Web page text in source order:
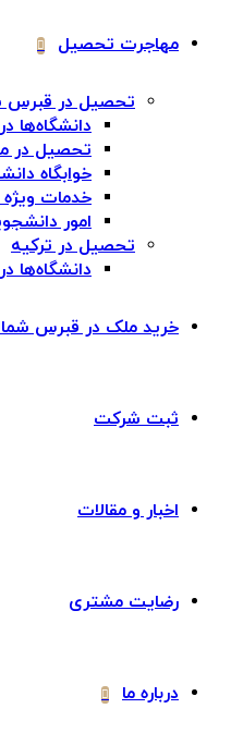
مهاجرت تحصیل
تحصیل در قبرس
دانشگاه‌ها
تحصیل در
خوابگاه
خدمات
امور
تحصیل در ترکیه
دانشگاه‌ها
خرید ملک در قبرس
ثبت شرکت
اخبار و مقالات
رضایت مشتری
درباره ما